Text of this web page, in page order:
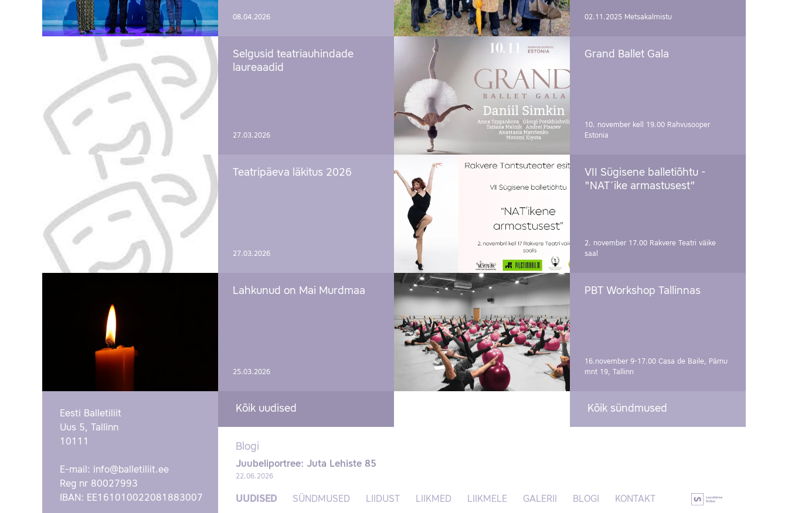
08.04.2026
Selgusid teatriauhindade
laureaadid
27.03.2026
Teatripäeva läkitus 2026
27.03.2026
Lahkunud on Mai Murdmaa
25.03.2026
Kõik uudised
02.11.2025 Metsakalmistu
Grand Ballet Gala
10. november kell 19.00 Rahvusooper
Estonia
VII Sügisene balletiõhtu -
"NAT´ike armastusest"
2. november 17.00 Rakvere Teatri väike
saal
PBT Workshop Tallinnas
16.november 9-17.00 Casa de Baile, Pärnu
mnt 19, Tallinn
Kõik sündmused
Eesti Balletiliit
Uus 5, Tallinn
10111
E-mail: info@balletiliit.ee
Reg nr 80027993
IBAN: EE161010022081883007
Blogi
Juubeliportree: Juta Lehiste 85
22.06.2026
UUDISED SÜNDMUSED LIIDUST LIIKMED LIIKMELE GALERII BLOGI KONTAKT